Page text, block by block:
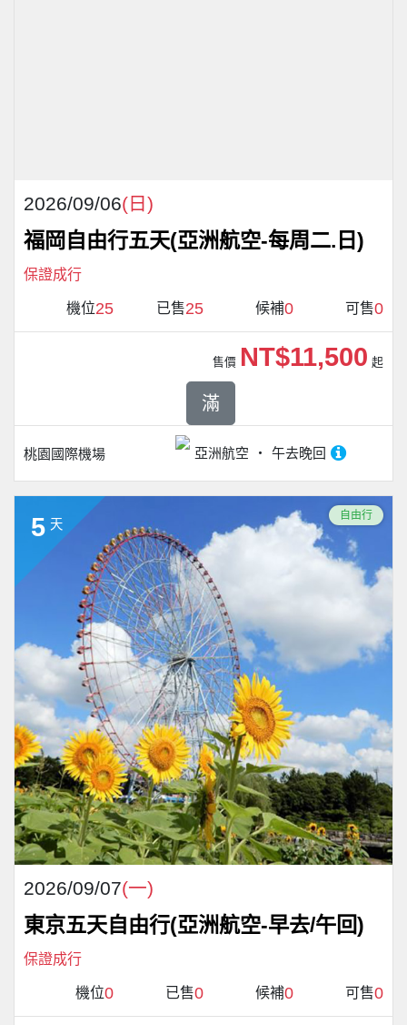
2026/09/06(日)
福岡自由行五天(亞洲航空-每周二.日)
保證成行
機位25 已售25 候補0 可售0
桃園國際機場 亞洲航空 午去晚回
售價 NT$11,500 起
滿
5 天
自由行
2026/09/07(一)
東京五天自由行(亞洲航空-早去/午回)
保證成行
機位0 已售0 候補0 可售0